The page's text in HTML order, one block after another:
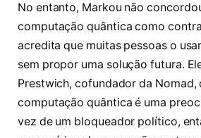
No entanto, Markou não
computação quântica como
acredita que muitas pessoas o
sem propor uma solução futura.
Prestwich, cofundador da Nomad,
computação quântica é uma
vez de um bloqueador político,